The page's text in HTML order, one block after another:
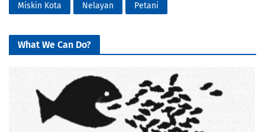
Miskin Kota
Nelayan Petani
What We Can Do?